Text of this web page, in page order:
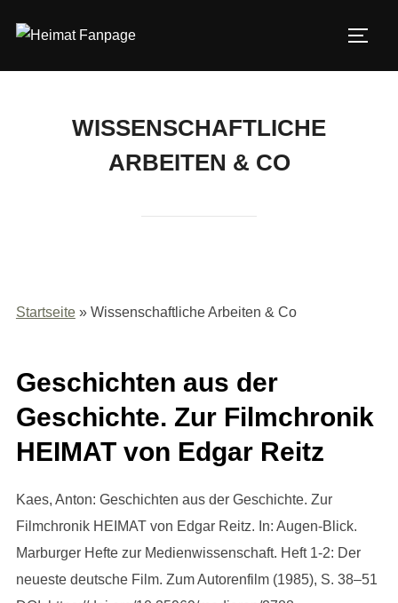
Inhalt
WISSENSCHAFTLICHE
ARBEITEN & CO
Startseite» Wissenschaftliche Arbeiten & Co
Geschichten aus der
Geschichte. Zur Filmchronik
HEIMAT von Edgar Reitz
Kaes, Anton: Geschichten aus der Geschichte. Zur
Filmchronik HEIMAT von Edgar Reitz. In: Augen-Blick.
Marburger Hefte zur Medienwissenschaft. Heft 1-2: Der
neueste deutsche Film. Zum Autorenfilm (1985), S. 38–51